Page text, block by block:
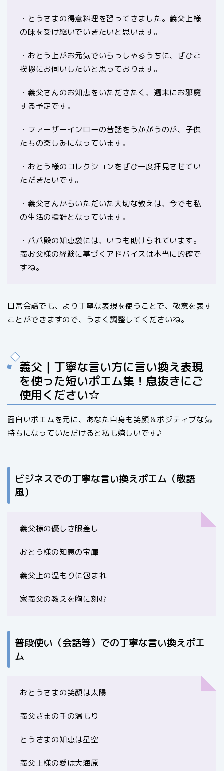
・とうさまの得意料理を習ってきました。義父上様
の味を受け継いでいきたいと思います。
・おとう上がお元気でいらっしゃるうちに、ぜひご
挨拶にお伺いしたいと思っております。
・義父さんのお知恵をいただきたく、週末にお邪魔
する予定です。
・ファーザーインローの昔話をうかがうのが、子供
たちの楽しみになっています。
・おとう様のコレクションをぜひ一度拝見させてい
ただきたいです。
・義父さんからいただいた大切な教えは、今でも私
の生活の指針となっています。
・パパ殿の知恵袋には、いつも助けられています。
義お父様の経験に基づくアドバイスは本当に的確で
すね。
日常会話でも、より丁寧な表現を使うことで、敬意を表す
ことができますので、うまく調整してくださいね。
義父｜丁寧な言い方に言い換え表現
を使った短いポエム集！息抜きにご
使用ください☆
面白いポエムを元に、あなた自身も笑顔＆ポジティブな気
持ちになっていただけると私も嬉しいです♪
ビジネスでの丁寧な言い換えポエム（敬語
風）
義父様の優しき眼差し
おとう様の知恵の宝庫
義父上の温もりに包まれ
家義父の教えを胸に刻む
普段使い（会話等）での丁寧な言い換えポエ
ム
おとうさまの笑顔は太陽
義父さまの手の温もり
とうさまの知恵は星空
義父上様の愛は大海原